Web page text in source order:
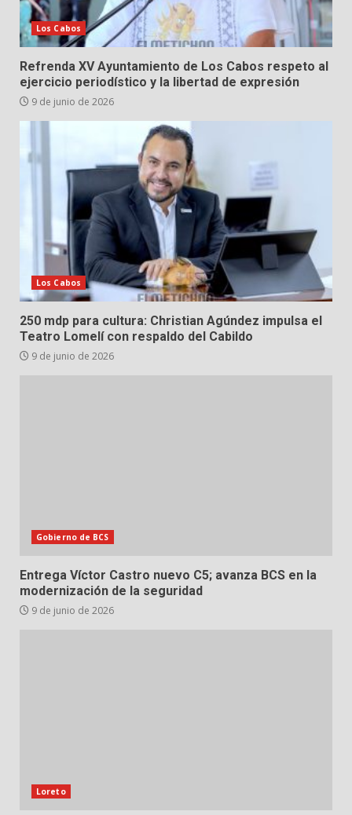
Los Cabos
Refrenda XV Ayuntamiento de Los Cabos respeto al
ejercicio periodístico y la libertad de expresión
9 de junio de 2026
Los Cabos
250 mdp para cultura: Christian Agúndez impulsa el
Teatro Lomelí con respaldo del Cabildo
9 de junio de 2026
Gobierno de BCS
Entrega Víctor Castro nuevo C5; avanza BCS en la
modernización de la seguridad
9 de junio de 2026
Loreto